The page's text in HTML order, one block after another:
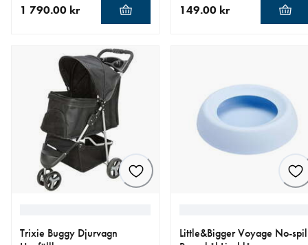
1 790.00 kr 149.00 kr
Trixie Buggy Djurvagn
Little&Bigger Voyage No-